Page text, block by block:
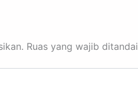
Ruas yang wajib ditandai